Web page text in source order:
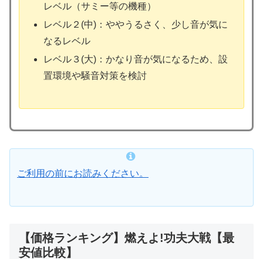
レベル（サミー等の機種）
レベル２(中)：ややうるさく、少し音が気に
なるレベル
レベル３(大)：かなり音が気になるため、設
置環境や騒音対策を検討
ご利用の前にお読みください。
【価格ランキング】燃えよ!功夫大戦【最
安値比較】